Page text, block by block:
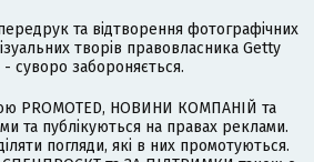
та відтворення фотографічних
творів правовласника Getty
суворо забороняється.
PROMOTED, НОВИНИ КОМПАНІЙ та
та публікуються на правах реклами.
погляди, які в них промотуються.